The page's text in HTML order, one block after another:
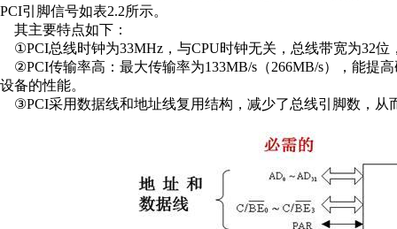
PCI引脚信号如表2.2所示。
其主要特点如下：
①PCI总线时钟为33MHz，与CPU时钟无关，总线带宽为32位
②PCI传输率高：最大传输率为133MB/s（266MB/s），能提
设备的性能。
③PCI采用数据线和地址线复用结构，减少了总线引脚数，从